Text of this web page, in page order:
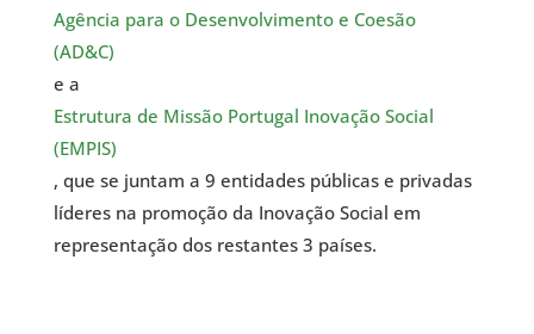
Agência para o Desenvolvimento e Coesão
(AD&C)
e a
Estrutura de Missão Portugal Inovação Social
(EMPIS)
, que se juntam a 9 entidades públicas e privadas
líderes na promoção da Inovação Social em
representação dos restantes 3 países.